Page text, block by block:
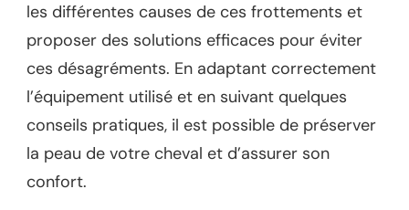
les différentes causes de ces frottements et
proposer des solutions efficaces pour éviter
ces désagréments. En adaptant correctement
l’équipement utilisé et en suivant quelques
conseils pratiques, il est possible de préserver
la peau de votre cheval et d’assurer son
confort.